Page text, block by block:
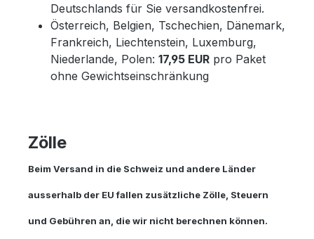
Deutschlands für Sie versandkostenfrei.
Österreich, Belgien, Tschechien, Dänemark,
Frankreich, Liechtenstein, Luxemburg,
Niederlande, Polen: 17,95 EUR pro Paket
ohne Gewichtseinschränkung
Zölle
Beim Versand in die Schweiz und andere Länder
ausserhalb der EU fallen zusätzliche Zölle, Steuern
und Gebühren an, die wir nicht berechnen können.